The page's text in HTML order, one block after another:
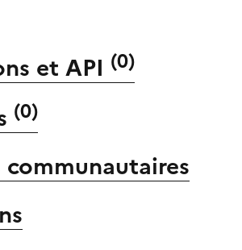
et API (0)
(0)
communautaires